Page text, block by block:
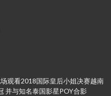
观看2018国际皇后小姐决赛越南
并与知名泰国影星POY合影